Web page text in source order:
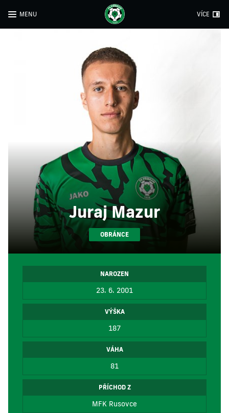
MENU VÍCE
Juraj Mazur
OBRÁNCE
NAROZEN
23. 6. 2001
VÝŠKA
187
VÁHA
81
PŘÍCHOD Z
MFK Rusovce